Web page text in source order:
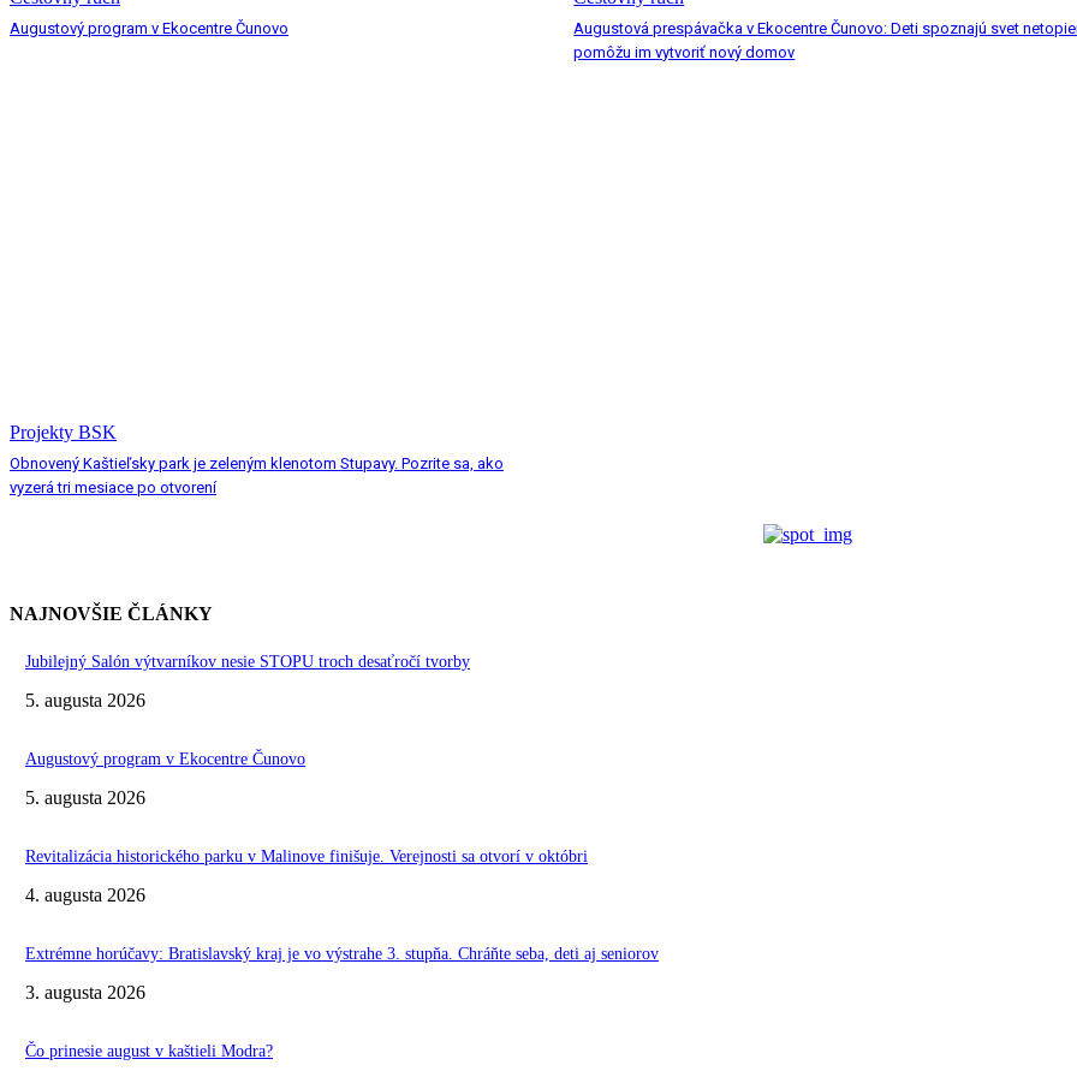
Augustový program v Ekocentre Čunovo
Augustová prespávačka v Ekocentre Čunovo: Deti spoznajú svet
pomôžu im vytvoriť nový domov
Projekty BSK
Obnovený Kaštieľsky park je zeleným klenotom Stupavy. Pozrite sa, ako
vyzerá tri mesiace po otvorení
NAJNOVŠIE ČLÁNKY
Jubilejný Salón výtvarníkov nesie STOPU troch desaťročí tvorby
5. augusta 2026
Augustový program v Ekocentre Čunovo
5. augusta 2026
Revitalizácia historického parku v Malinove finišuje. Verejnosti sa otvorí v októbri
4. augusta 2026
Extrémne horúčavy: Bratislavský kraj je vo výstrahe 3. stupňa. Chráňte seba, deti aj seniorov
3. augusta 2026
Čo prinesie august v kaštieli Modra?